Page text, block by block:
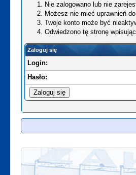
Nie zalogowano lub nie
Możesz nie mieć uprawnień
Twoje konto może być
Odwiedzono tę stronę
Zaloguj się
Login:
Hasło: